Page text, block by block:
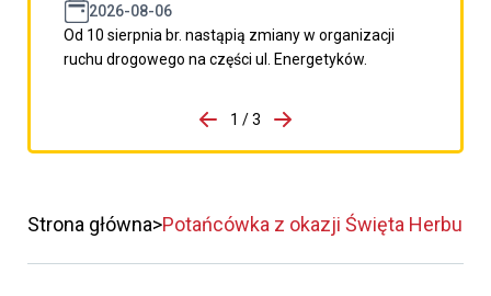
2026-08-06
Od 10 sierpnia br. nastąpią zmiany w organizacji
ruchu drogowego na części ul. Energetyków.
porzpedniego komunikatu
1 / 3
Przejdź do następnego
Strona główna Potańcówka z okazji Święta Herbu